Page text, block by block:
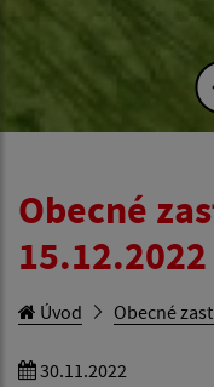
Obecné
15.12.2022
Úvod Obecné
30.11.2022